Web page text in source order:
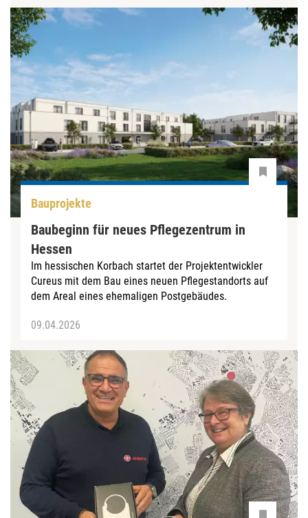
Bauprojekte
Baubeginn für neues Pflegezentrum in
Hessen
Im hessischen Korbach startet der Projektentwickler
Cureus mit dem Bau eines neuen Pflegestandorts auf
dem Areal eines ehemaligen Postgebäudes.
09.04.2026